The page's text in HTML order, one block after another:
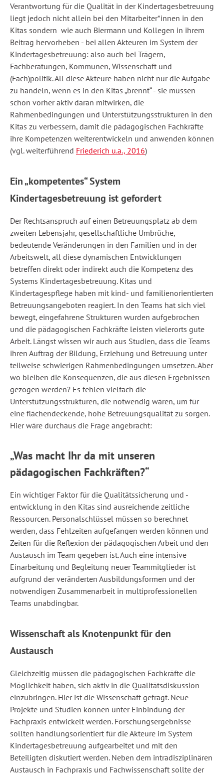
Verantwortung für die Qualität in der Kindertagesbetreuung
liegt jedoch nicht allein bei den Mitarbeiter*innen in den
Kitas sondern wie auch Biermann und Kollegen in ihrem
Beitrag hervorheben - bei allen Akteuren im System der
Kindertagesbetreuung: also auch bei Trägern,
Fachberatungen, Kommunen, Wissenschaft und
(Fach)politik. All diese Akteure haben nicht nur die Aufgabe
zu handeln, wenn es in den Kitas „brennt“ - sie müssen
schon vorher aktiv daran mitwirken, die
Rahmenbedingungen und Unterstützungsstrukturen in den
Kitas zu verbessern, damit die pädagogischen Fachkräfte
ihre Kompetenzen weiterentwickeln und anwenden können
(vgl. weiterführend Friederich u.a., 2016)
Ein „kompetentes“ System
Kindertagesbetreuung ist gefordert
Der Rechtsanspruch auf einen Betreuungsplatz ab dem
zweiten Lebensjahr, gesellschaftliche Umbrüche,
bedeutende Veränderungen in den Familien und in der
Arbeitswelt, all diese dynamischen Entwicklungen
betreffen direkt oder indirekt auch die Kompetenz des
Systems Kindertagesbetreuung. Kitas und
Kindertagespflege haben mit kind- und familienorientierten
Betreuungsangeboten reagiert. In den Teams hat sich viel
bewegt, eingefahrene Strukturen wurden aufgebrochen
und die pädagogischen Fachkräfte leisten vielerorts gute
Arbeit. Längst wissen wir auch aus Studien, dass die Teams
ihren Auftrag der Bildung, Erziehung und Betreuung unter
teilweise schwierigen Rahmenbedingungen umsetzen. Aber
wo bleiben die Konsequenzen, die aus diesen Ergebnissen
gezogen werden? Es fehlen vielfach die
Unterstützungsstrukturen, die notwendig wären, um für
eine flächendeckende, hohe Betreuungsqualität zu sorgen.
Hier wäre durchaus die Frage angebracht:
„Was macht Ihr da mit unseren
pädagogischen Fachkräften?“
Ein wichtiger Faktor für die Qualitätssicherung und -
entwicklung in den Kitas sind ausreichende zeitliche
Ressourcen. Personalschlüssel müssen so berechnet
werden, dass Fehlzeiten aufgefangen werden können und
Zeiten für die Reflexion der pädagogischen Arbeit und den
Austausch im Team gegeben ist. Auch eine intensive
Einarbeitung und Begleitung neuer Teammitglieder ist
aufgrund der veränderten Ausbildungsformen und der
notwendigen Zusammenarbeit in multiprofessionellen
Teams unabdingbar.
Wissenschaft als Knotenpunkt für den
Austausch
Gleichzeitig müssen die pädagogischen Fachkräfte die
Möglichkeit haben, sich aktiv in die Qualitätsdiskussion
einzubringen. Hier ist die Wissenschaft gefragt. Neue
Projekte und Studien können unter Einbindung der
Fachpraxis entwickelt werden. Forschungsergebnisse
sollten handlungsorientiert für die Akteure im System
Kindertagesbetreuung aufgearbeitet und mit den
Beteiligten diskutiert werden. Neben dem intradisziplinären
Austausch in Fachpraxis und Fachwissenschaft sollte der